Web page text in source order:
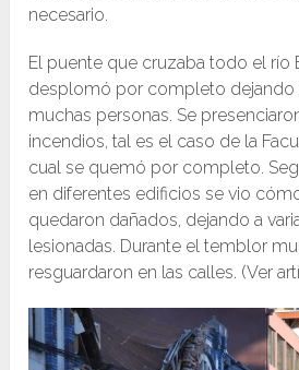
necesario.
El puente que cruzaba todo el río
desplomó por completo dejando
muchas personas. Se
incendios, tal es el caso de la
cual se quemó por completo.
en diferentes edificios se vio
quedaron dañados, dejando a
lesionadas. Durante el temblor
resguardaron en las calles. (Ver